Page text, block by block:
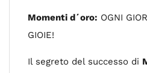
Momenti d´oro: OGNI
GIOIE!
Il segreto del successo di